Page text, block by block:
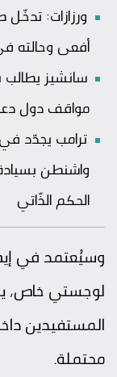
ورزازات:
أفعى وحالته
سانشيز يطالب
مواقف دول
ترامب يجدّد
واشنطن
الحكم الذّاتي
وسيُعتمد في
لوجستي خاص،
المستفيدين
محتملة.